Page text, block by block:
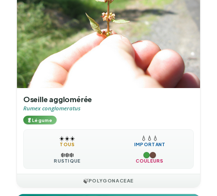
Oseille agglomérée
Rumex conglomeratus
🥬Légume
☀️☀️☀️
TOUS
💧 💧 💧
IMPORTANT
❄️❄️❄️
RUSTIQUE COULEURS
🍃POLYGONACEAE